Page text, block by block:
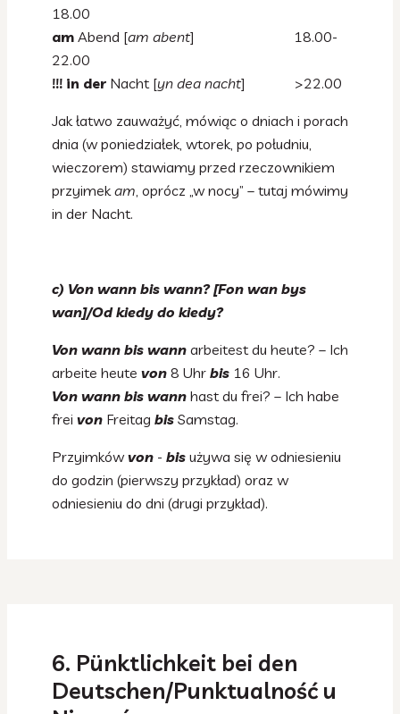
18.00
am Abend [am abent] 18.00-
22.00
!!! in der Nacht [yn dea nacht] >22.00
Jak łatwo zauważyć, mówiąc o dniach i porach
dnia (w poniedziałek, wtorek, po południu,
wieczorem) stawiamy przed rzeczownikiem
przyimekam, oprócz „w nocy” – tutaj mówimy
in der Nacht.
c) Von wann bis wann? [Fon wan bys
wan]/Od kiedy do kiedy?
Von wann bis wann arbeitest du heute? – Ich
arbeite heute von 8 Uhr bis 16 Uhr.
Von wann bis wann hast du frei? – Ich habe
frei von Freitag bis Samstag.
Przyimków von - bis używa się w odniesieniu
do godzin (pierwszy przykład) oraz w
odniesieniu do dni (drugi przykład).
6. Pünktlichkeit bei den
Deutschen/Punktualność u